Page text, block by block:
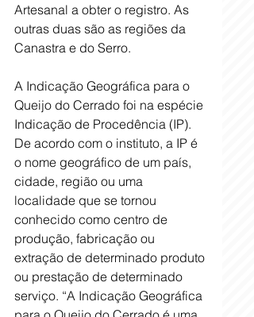
Artesanal a obter o registro. As
outras duas são as regiões da
Canastra e do Serro.
A Indicação Geográfica para o
Queijo do Cerrado foi na espécie
Indicação de Procedência (IP).
De acordo com o instituto, a IP é
o nome geográfico de um país,
cidade, região ou uma
localidade que se tornou
conhecido como centro de
produção, fabricação ou
extração de determinado produto
ou prestação de determinado
serviço. “A Indicação Geográfica